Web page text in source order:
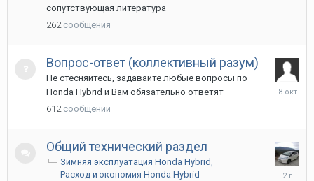
сопутствующая литература
262 сообщения
Вопрос-ответ (коллективный разум)
Не стесняйтесь, задавайте любые вопросы по
Honda Hybrid и Вам обязательно ответят
612 сообщений
8
Общий технический раздел
Зимняя эксплуатация Honda Hybrid
Расход и экономия Honda Hybrid
21